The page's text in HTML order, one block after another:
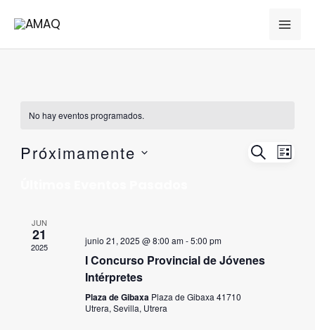
contenido
No hay eventos programados.
VISTAS
BUSCAR
LISTA
Próximamente
JUN
21
2025
junio 21, 2025 @ 8:00 am-5:00 pm
I Concurso Provincial de Jóvenes
Intérpretes
Plaza de Gibaxa Plaza de Gibaxa 41710
Utrera, Sevilla, Utrera